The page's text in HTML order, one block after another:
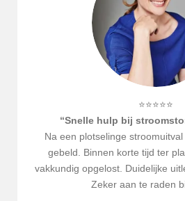
⭐⭐⭐⭐⭐
“Snelle hulp bij
Na een plotselinge
gebeld. Binnen korte tijd ter
vakkundig opgelost. Duidelijke
Zeker aan te raden